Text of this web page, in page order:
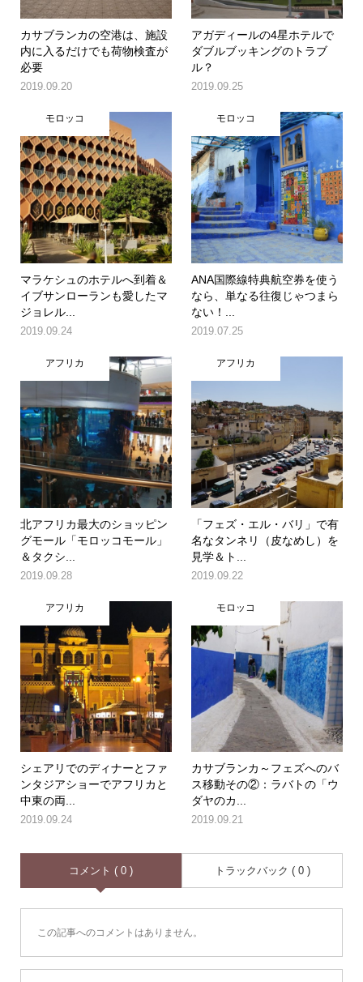
カサブランカの空港は、施設
内に入るだけでも荷物検査が
必要
2019.09.20
アガディールの4星ホテルで
ダブルブッキングのトラブ
ル？
2019.09.25
モロッコ
マラケシュのホテルへ到着＆
イブサンローランも愛したマ
ジョレル...
2019.09.24
モロッコ
ANA国際線特典航空券を使う
なら、単なる往復じゃつまら
ない！...
2019.07.25
アフリカ
北アフリカ最大のショッピン
グモール「モロッコモール」
＆タクシ...
2019.09.28
アフリカ
「フェズ・エル・バリ」で有
名なタンネリ（皮なめし）を
見学＆ト...
2019.09.22
アフリカ
シェアリでのディナーとファ
ンタジアショーでアフリカと
中東の両...
2019.09.24
モロッコ
カサブランカ～フェズへのバ
ス移動その②：ラバトの「ウ
ダヤのカ...
2019.09.21
コメント ( 0 ) トラックバック ( 0 )
この記事へのコメントはありません。